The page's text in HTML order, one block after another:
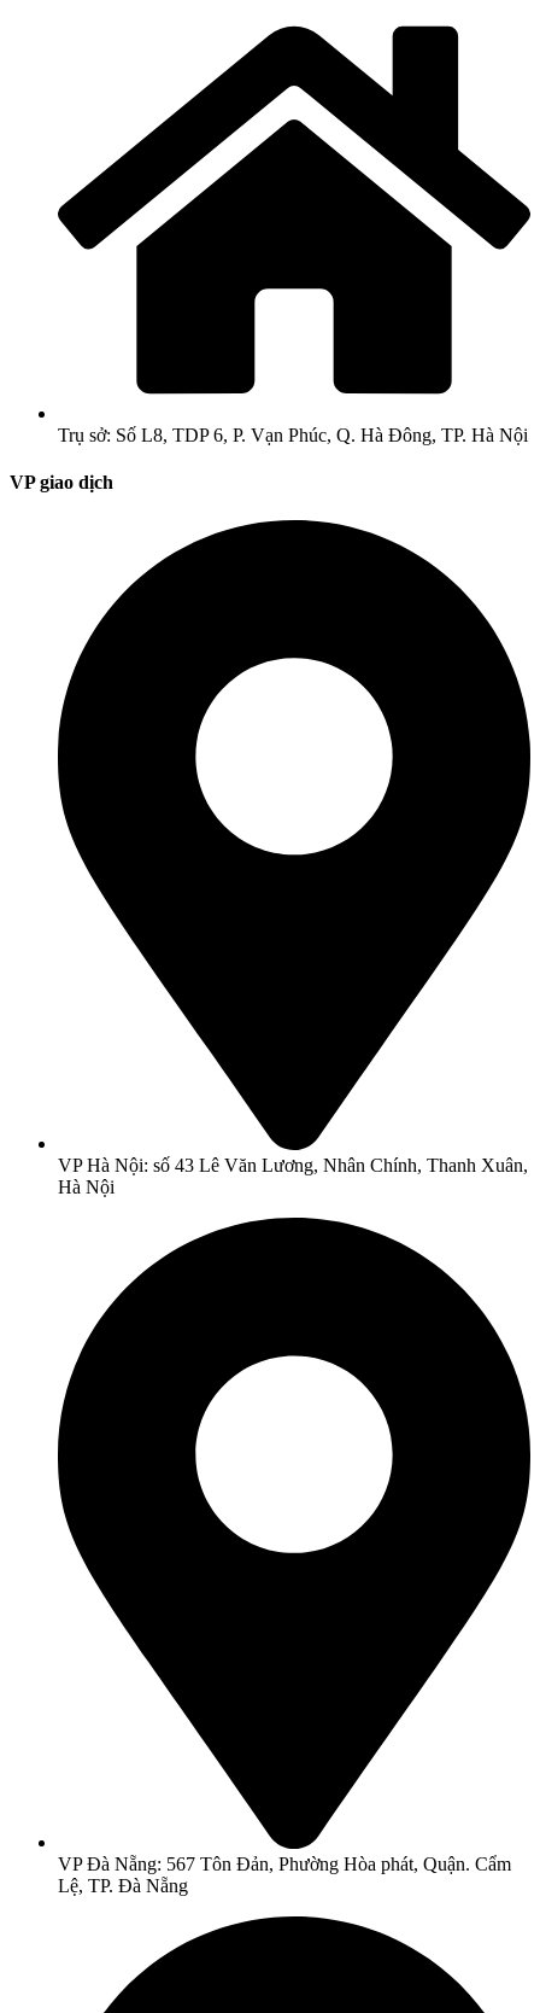
Trụ sở: Số L8, TDP 6, P. Vạn Phúc, Q. Hà Đông, TP. Hà Nội
VP giao dịch
VP Hà Nội: số 43 Lê Văn Lương, Nhân Chính, Thanh Xuân,
Hà Nội
VP Đà Nẵng: 567 Tôn Đản, Phường Hòa phát, Quận. Cẩm
Lệ, TP. Đà Nẵng